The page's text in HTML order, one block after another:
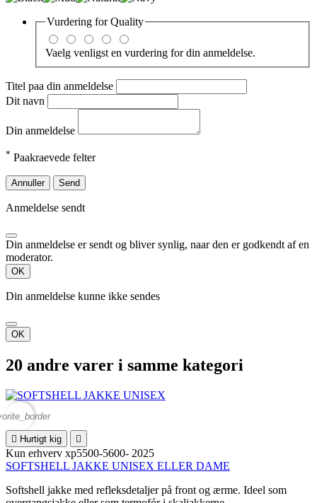
Vurdering forQuality
Vaelg venligst en vurdering for din anmeldelse.
Titel paa din anmeldelse
Dit navn
Din anmeldelse
* Paakraevede felter
Annuller Send
Anmeldelse sendt
Din anmeldelse er sendt og bliver synlig, naar den er godkendt af en
moderator.
OK
Din anmeldelse kunne ikke sendes
OK
20 andre varer i samme kategori
 Hurtigt kig 
Kun erhverv xp5500-5600- 2025
SOFTSHELL JAKKE UNISEX ELLER DAME
Softshell jakke med refleksdetaljer på front og ærme. Ideel som